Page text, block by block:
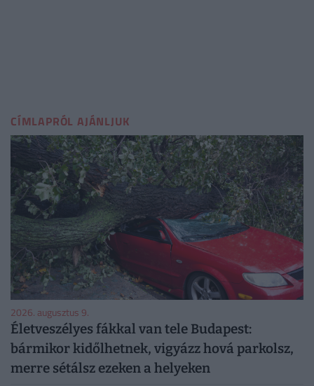
CÍMLAPRÓL AJÁNLJUK
2026. augusztus 9.
Életveszélyes fákkal van tele Budapest:
bármikor kidőlhetnek, vigyázz hová parkolsz,
merre sétálsz ezeken a helyeken